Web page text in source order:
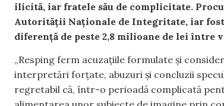
ilicită, iar fratele său de complicitate.
Autorității Naționale de Integritate, iar
diferență de peste 2,8 milioane de lei între
„Resping ferm acuzațiile formulate și
interpretări forțate, abuzuri și concluzii
regretabil că, într-o perioadă complicată